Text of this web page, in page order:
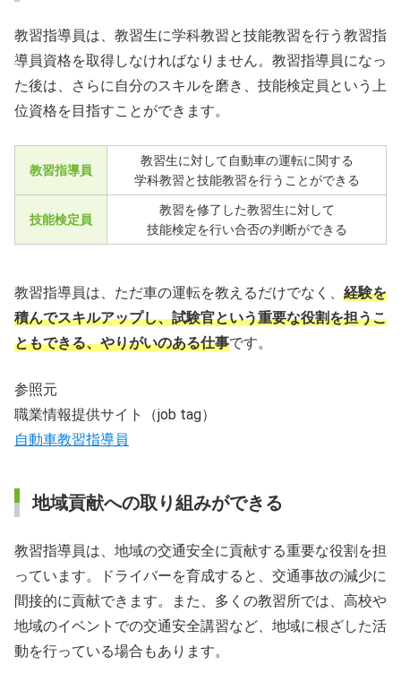
教習指導員は、教習生に学科教習と技能教習を行う教習指
導員資格を取得しなければなりません。教習指導員になっ
た後は、さらに自分のスキルを磨き、技能検定員という上
位資格を目指すことができます。
教習指導員
教習生に対して自動車の運転に関する
学科教習と技能教習を行うことができる
技能検定員
教習を修了した教習生に対して
技能検定を行い合否の判断ができる
教習指導員は、ただ車の運転を教えるだけでなく、 経験を
積んでスキルアップし、試験官という重要な役割を担うこ
ともできる、やりがいのある仕事です。
参照元
職業情報提供サイト（job tag）
自動車教習指導員
地域貢献への取り組みができる
教習指導員は、地域の交通安全に貢献する重要な役割を担
っています。ドライバーを育成すると、交通事故の減少に
間接的に貢献できます。また、多くの教習所では、高校や
地域のイベントでの交通安全講習など、地域に根ざした活
動を行っている場合もあります。